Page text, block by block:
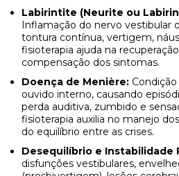
Labirintite (Neurite ou
Inflamação do nervo vestibular
tontura contínua, vertigem,
fisioterapia ajuda na
compensação dos sintomas.
Doença de Menière:
ouvido interno, causando
perda auditiva, zumbido e
fisioterapia auxilia no manejo
do equilíbrio entre as crises.
Desequilíbrio e Instabilidade
disfunções vestibulares,